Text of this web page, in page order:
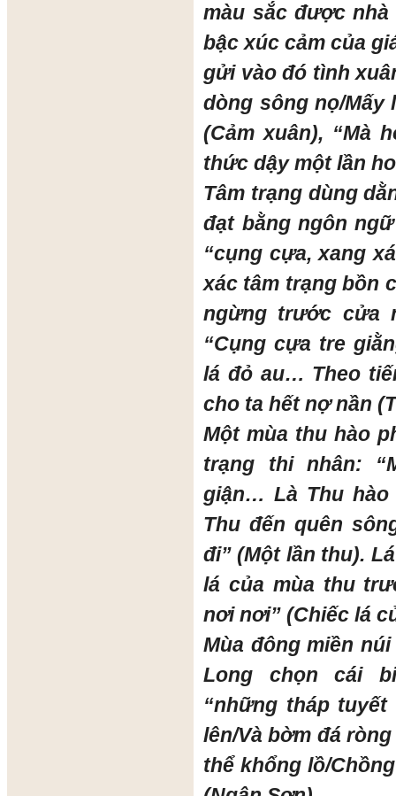
màu sắc được
bậc xúc cảm của
gửi vào đó tình
dòng sông nọ/Mấy
(Cảm xuân), “Mà
thức dậy một lần
Tâm trạng dùng
đạt bằng ngôn
“cụng cựa, xang
xác tâm trạng bồn
ngừng trước cửa
“Cụng cựa tre
lá đỏ au… Theo
cho ta hết nợ nần
Một mùa thu hào
trạng thi nhân:
giận… Là Thu hào
Thu đến quên
đi” (Một lần thu).
lá của mùa thu
nơi nơi” (Chiếc lá
Mùa đông miền
Long chọn cái
“những tháp
lên/Và bờm đá
thể khổng lồ/